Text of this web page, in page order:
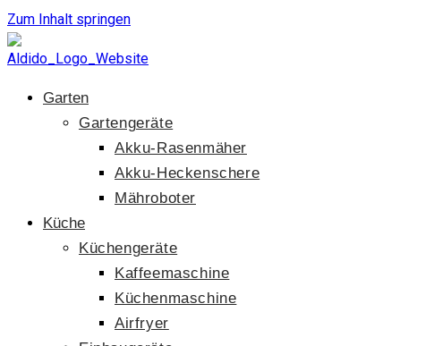
Zum Inhalt springen
Garten
Gartengeräte
Akku-Rasenmäher
Akku-Heckenschere
Mähroboter
Küche
Küchengeräte
Kaffeemaschine
Küchenmaschine
Airfryer